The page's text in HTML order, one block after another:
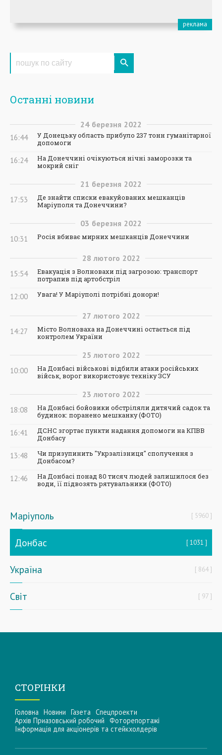
Останні новини
24 березня 2022
16:44
У Донецьку область прибуло 237 тонн гуманітарної
допомоги
16:24
На Донеччині очікуються нічні заморозки та
мокрий сніг
21 березня 2022
17:53
Де знайти списки евакуйованих мешканців
Маріуполя та Донеччини?
03 березня 2022
10:31 Росія вбиває мирних мешканців Донеччини
28 лютого 2022
15:54
Евакуація з Волновахи під загрозою: транспорт
потрапив під артобстріл
12:00 Увага! У Маріуполі потрібні донори!
27 лютого 2022
14:27
Місто Волноваха на Донеччині остається під
контролем України
25 лютого 2022
10:00
На Донбасі військові відбили атаки російських
військ, ворог використовує техніку ЗСУ
23 лютого 2022
18:08
На Донбасі бойовики обстріляли дитячий садок та
будинок: поранено мешканку (ФОТО)
16:41
ДСНС згортає пункти надання допомоги на КПВВ
Донбасу
13:48
Чи призупинить "Укрзалізниця" сполучення з
Донбасом?
12:46
На Донбасі понад 80 тисяч людей залишилося без
води, її підвозять рятувальники (ФОТО)
Маріуполь 5960
Донбас 1031
Україна 864
Світ 97
СТОРІНКИ
Головна Новини Газета Спецпроекти
Архів Приазовський робочий Фоторепортажі
Інформацiя для акцiонерiв та стейкхолдерiв